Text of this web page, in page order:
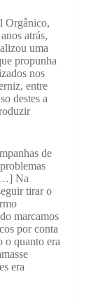
Orgânico,
atrás,
uma
propunha
nos
entre
destes a
de
Na
tirar o
marcamos
por conta
o quanto era
era